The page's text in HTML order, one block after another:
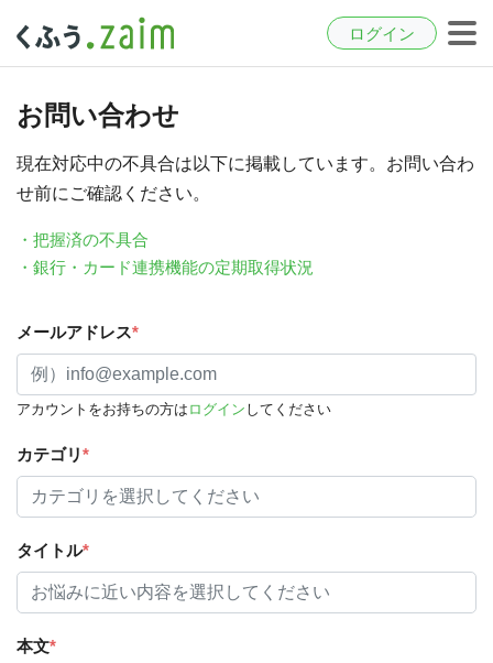
ログイン
お問い合わせ
現在対応中の不具合は以下に掲載しています。お問い合わ
せ前にご確認ください。
・把握済の不具合
・銀行・カード連携機能の定期取得状況
メールアドレス*
アカウントをお持ちの方は ログイン してください
カテゴリ*
タイトル*
本文*